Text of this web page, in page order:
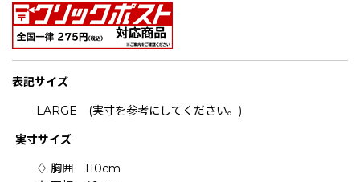
表記サイズ
LARGE (実寸を参考にしてください。)
実寸サイズ
♢ 胸囲 110cm